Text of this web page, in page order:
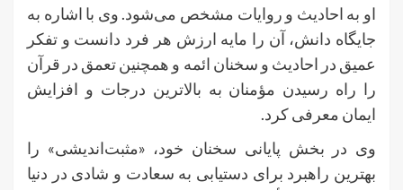
او به احادیث و روایات مشخص می‌شود. وی با اشاره به
جایگاه دانش، آن را مایه ارزش هر فرد دانست و تفکر
عمیق در احادیث و سخنان ائمه و همچنین تعمق در قرآن
را راه رسیدن مؤمنان به بالاترین درجات و افزایش
ایمان معرفی کرد.
وی در بخش پایانی سخنان خود، «مثبت‌اندیشی» را
بهترین راهبرد برای دستیابی به سعادت و شادی در دنیا